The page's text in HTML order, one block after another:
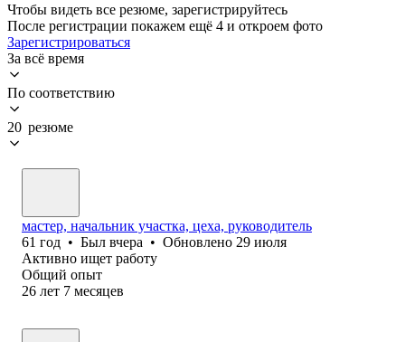
Чтобы видеть все резюме, зарегистрируйтесь
После регистрации покажем ещё 4 и откроем фото
Зарегистрироваться
За всё время
По соответствию
20 резюме
мастер, начальник участка, цеха, руководитель
61 год • Был вчера • Обновлено 29 июля
Активно ищет работу
Общий опыт
26 лет 7 месяцев